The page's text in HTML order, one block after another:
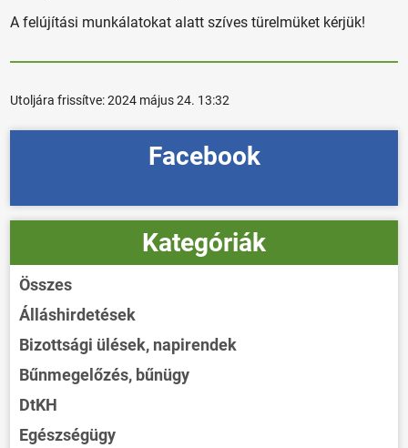
A felújítási munkálatokat alatt szíves türelmüket kérjük!
Utoljára frissítve:2024 május 24. 13:32
Facebook
Kategóriák
Összes
Álláshirdetések
Bizottsági ülések, napirendek
Bűnmegelőzés, bűnügy
DtKH
Egészségügy